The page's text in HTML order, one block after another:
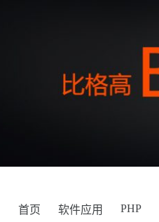
首页 软件应用 PHP